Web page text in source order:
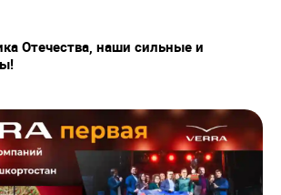
Отечества, наши сильные и